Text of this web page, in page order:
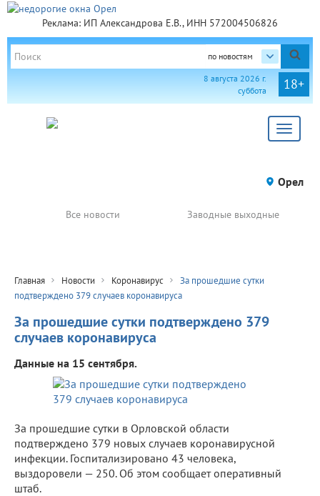
Реклама: ИП Александрова Е.В., ИНН 572004506826
по новостям
18+
8 августа 2026 г.
суббота
Toggle
Орел
Все новости Заводные выходные
Главная Новости Коронавирус
За прошедшие сутки
подтверждено 379 случаев коронавируса
За прошедшие сутки подтверждено 379
случаев коронавируса
Данные на 15 сентября.
За прошедшие сутки в Орловской области
подтверждено 379 новых случаев коронавирусной
инфекции. Госпитализировано 43 человека,
выздоровели — 250. Об этом сообщает оперативный
штаб.